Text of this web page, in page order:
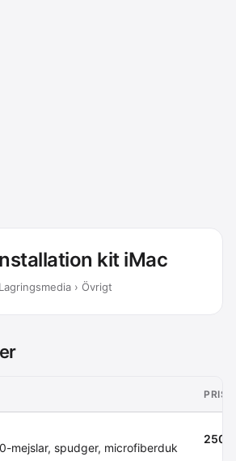
kit iMac
Lagringsmedia › Övrigt
PRIS
mejslar, spudger, microfiberduk
250